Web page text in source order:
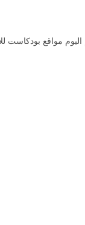
مواقع بودكاست